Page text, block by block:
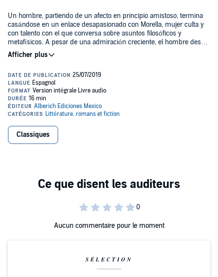
Un hombre, partiendo de un afecto en principio amistoso, termina
casándose en un enlace desapasionado con Morella, mujer culta y
con talento con el que conversa sobre asuntos filosóficos y
metafísicos. A pesar de una admiración creciente, el hombre desea
la muerte de su esposa. Tras el fallecimiento de ésta, la hija de la
pareja crecerá siendo una reproducción exacta de su madre.
Public Domain (P)2019 Jaime Arredondo
Classiques
Aucun commentaire pour le moment
SÉLECTION